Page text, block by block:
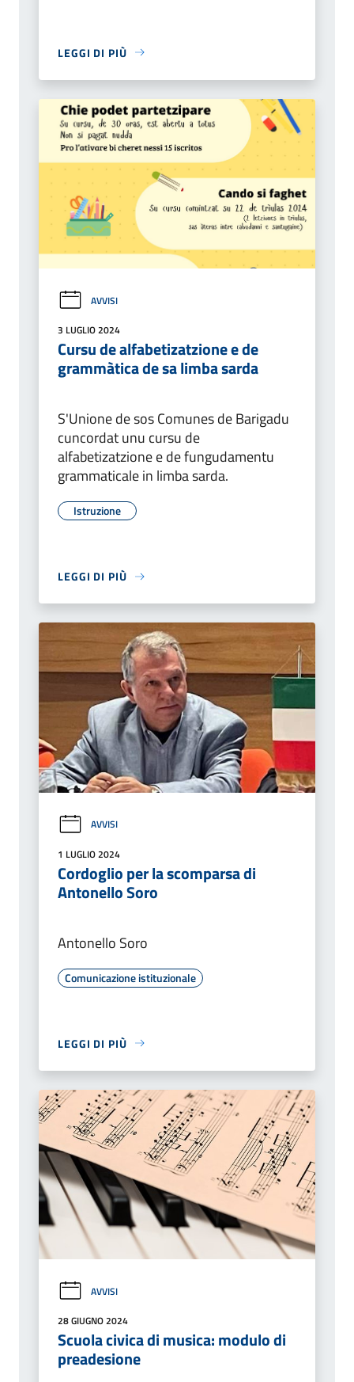
LEGGI DI PIÙ
AVVISI
3 LUGLIO 2024
Cursu de alfabetizatzione e de
grammàtica de sa limba sarda
S'Unione de sos Comunes de Barigadu
cuncordat unu cursu de
alfabetizatzione e de fungudamentu
grammaticale in limba sarda.
Istruzione
LEGGI DI PIÙ
AVVISI
1 LUGLIO 2024
Cordoglio per la scomparsa di
Antonello Soro
Antonello Soro
Comunicazione istituzionale
LEGGI DI PIÙ
AVVISI
28 GIUGNO 2024
Scuola civica di musica: modulo di
preadesione